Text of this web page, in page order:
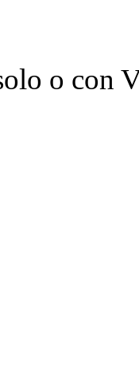
o con